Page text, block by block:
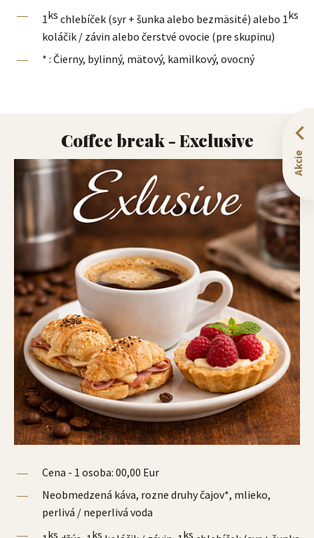
Akcie
1ks chlebíček (syr + šunka alebo bezmäsité) alebo 1ks
koláčik / závin alebo čerstvé ovocie (pre skupinu)
* : Čierny, bylinný, mätový, kamilkový, ovocný
Coffee break - Exclusive
Cena - 1 osoba: 00,00 Eur
Neobmedzená káva, rozne druhy čajov*, mlieko,
perlivá / neperlivá voda
ks ks ks